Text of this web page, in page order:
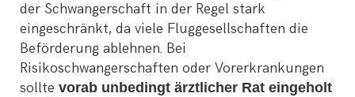
der Schwangerschaft in der Regel stark
eingeschränkt, da viele Fluggesellschaften die
Beförderung ablehnen. Bei
Risikoschwangerschaften oder Vorerkrankungen
sollte vorab unbedingt ärztlicher Rat eingeholt